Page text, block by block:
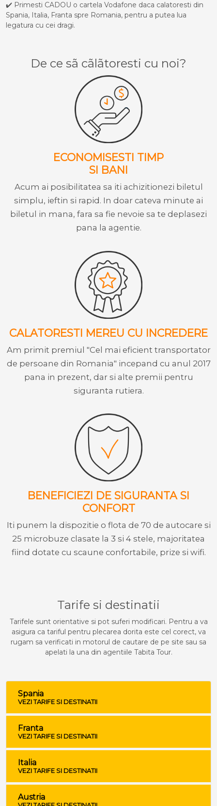
✔️ Primesti CADOU o cartela Vodafone daca calatoresti din
Spania, Italia, Franta spre Romania, pentru a putea lua
legatura cu cei dragi.
De ce sã cãlãtoresti cu noi?
ECONOMISESTI TIMP
SI BANI
Acum ai posibilitatea sa iti achizitionezi biletul
simplu, ieftin si rapid. In doar cateva minute ai
biletul in mana, fara sa fie nevoie sa te deplasezi
pana la agentie.
CALATORESTI MEREU CU INCREDERE
Am primit premiul "Cel mai eficient transportator
de persoane din Romania" incepand cu anul 2017
pana in prezent, dar si alte premii pentru
siguranta rutiera.
BENEFICIEZI DE SIGURANTA SI
CONFORT
Iti punem la dispozitie o flota de 70 de autocare si
25 microbuze clasate la 3 si 4 stele, majoritatea
fiind dotate cu scaune confortabile, prize si wifi.
Tarife si destinatii
Tarifele sunt orientative si pot suferi modificari. Pentru a va
asigura ca tariful pentru plecarea dorita este cel corect, va
rugam sa verificati in motorul de cautare de pe site sau sa
apelati la una din agentiile Tabita Tour.
Spania
VEZI TARIFE SI DESTINATII
Franta
VEZI TARIFE SI DESTINATII
Italia
VEZI TARIFE SI DESTINATII
Austria